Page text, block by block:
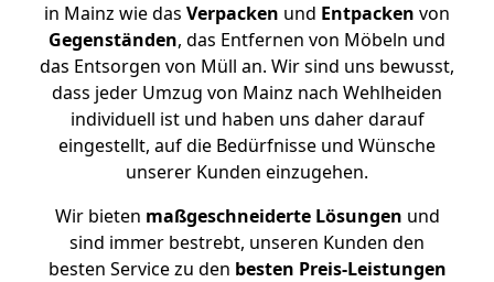
in Mainz wie das Verpacken und Entpacken von
Gegenständen, das Entfernen von Möbeln und
das Entsorgen von Müll an. Wir sind uns bewusst,
dass jeder Umzug von Mainz nach Wehlheiden
individuell ist und haben uns daher darauf
eingestellt, auf die Bedürfnisse und Wünsche
unserer Kunden einzugehen.
Wir bieten maßgeschneiderte Lösungen und
sind immer bestrebt, unseren Kunden den
besten Service zu den besten Preis-Leistungen